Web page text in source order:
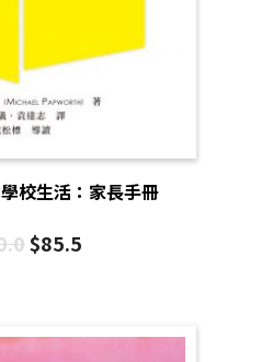
校生活：家長手冊
$85.5